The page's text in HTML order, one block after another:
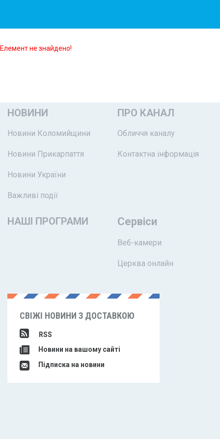
Елемент не знайдено!
НОВИНИ
Новини Коломийщини
Новини Прикарпаття
Новини України
Важливі події
ПРО КАНАЛ
Обличчя каналу
Контактна інформація
НАШІ ПРОГРАМИ Сервіси
Веб-камери
Церква онлайн
СВІЖІ НОВИНИ З ДОСТАВКОЮ
RSS
Новини на вашому сайті
Підписка на новини